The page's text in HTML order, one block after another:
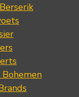
Bohemen